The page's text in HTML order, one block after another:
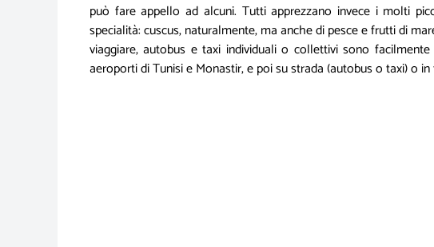
può fare appello ad alcuni. Tutti apprezzano invece i molti
specialità: cuscus, naturalmente, ma anche di pesce e frutti di
viaggiare, autobus e taxi individuali o collettivi sono
aeroporti di Tunisi e Monastir, e poi su strada (autobus o taxi) o